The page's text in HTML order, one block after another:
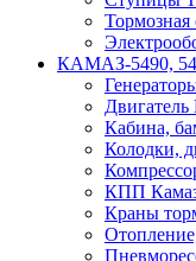
КАМАЗ-5490,
Двигатель
Кабина,
Колодки,
КПП
Краны